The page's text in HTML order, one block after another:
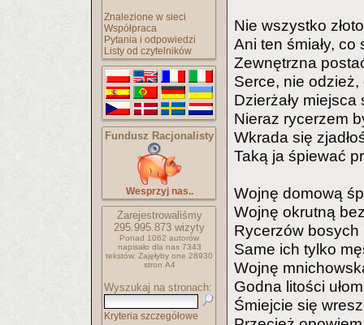
Znalezione w sieci
Współpraca
Pytania i odpowiedzi
Listy od czytelników
Fundusz Racjonalisty
Wesprzyj nas..
Zarejestrowaliśmy
295.995.873 wizyty
Ponad 1062 autorów
napisało dla nas 7343
tekstów. Zajęłyby one 28930
stron A4
Wyszukaj na stronach:
Kryteria szczegółowe
Nie wszystko
Ani ten śmiały,
Zewnętrzna
Serce, nie
Dzierżały
Nieraz rycerzem
Wkrada się
Taką ja śpiewać
Wojnę domową
Wojnę okrutną
Rycerzów
Same ich tylko
Wojnę
Godna litości
Śmiejcie się